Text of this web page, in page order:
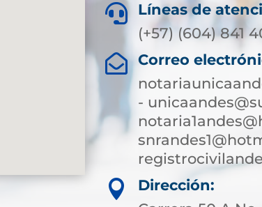

Líneas de
(+57) (604) 841

Correo
-

Dirección: